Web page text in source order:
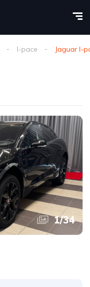
I-pace Jaguar I-
1/34